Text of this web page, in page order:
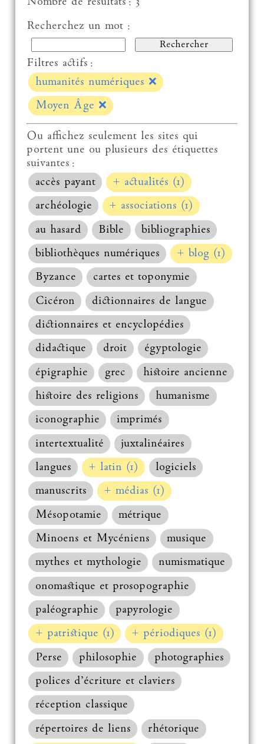
Recherchez un mot :
Filtres actifs :
humanités numériques ❌
Moyen Âge ❌
Ou affichez seulement les sites qui
portent une ou plusieurs des étiquettes
suivantes :
accès payant
+ actualités (1)
archéologie
+ associations (1)
au hasard
Bible
bibliographies
bibliothèques numériques
+ blog (1)
Byzance
cartes et toponymie
Cicéron
dictionnaires de langue
dictionnaires et encyclopédies
didactique
droit
égyptologie
épigraphie
grec
histoire ancienne
histoire des religions
humanisme
iconographie
imprimés
intertextualité
juxtalinéaires
langues
+ latin (1)
logiciels
manuscrits
+ médias (1)
Mésopotamie
métrique
Minoens et Mycéniens
musique
mythes et mythologie
numismatique
onomastique et prosopographie
paléographie
papyrologie
+ patristique (1)
+ périodiques (1)
Perse
philosophie
photographies
polices d’écriture et claviers
réception classique
répertoires de liens
rhétorique